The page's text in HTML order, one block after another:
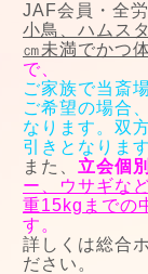
JAF会員・全
小鳥、ハムス
㎝未満でかつ
で、
ご家族で当斎
ご希望の場合
なります。双
引きとなります
また、 立会個
ー、ウサギな
重15kgまでの
す。
詳しくは総合
ださい。